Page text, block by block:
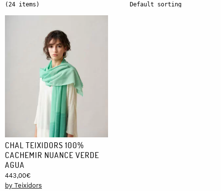
(24 items)
CHAL TEIXIDORS 100%
CACHEMIR NUANCE VERDE
AGUA
443,00€
by Teixidors